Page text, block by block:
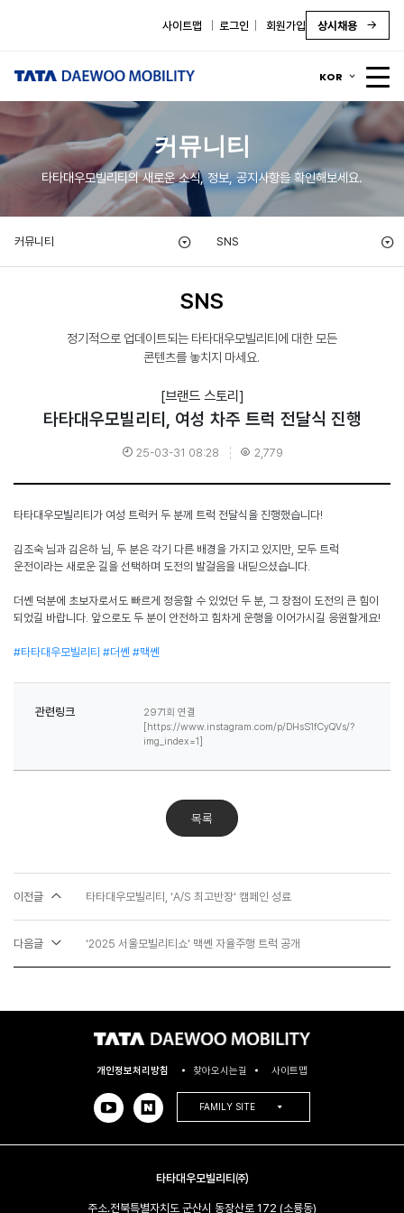
사이트맵 로그인 회원가입 상시채용
KOR
커뮤니티
타타대우모빌리티의 새로운 소식, 정보, 공지사항을 확인해보세요.
커뮤니티 SNS
SNS
정기적으로 업데이트되는 타타대우모빌리티에 대한 모든
콘텐츠를 놓치지 마세요.
[브랜드 스토리]
타타대우모빌리티, 여성 차주 트럭 전달식 진행
25-03-31 08:28 2,779
타타대우모빌리티가 여성 트럭커 두 분께 트럭 전달식을 진행했습니다!
김조숙 님과 김은하 님, 두 분은 각기 다른 배경을 가지고 있지만, 모두 트럭
운전이라는 새로운 길을 선택하며 도전의 발걸음을 내딛으셨습니다.
더쎈 덕분에 초보자로서도 빠르게 정응할 수 있었던 두 분, 그 장점이 도전의 큰 힘이
되었길 바랍니다. 앞으로도 두 분이 안전하고 힘차게 운행을 이어가시길 응원할게요!
#타타대우모빌리티 #더쎈 #맥쎈
관련링크
2971회 연결
[https://www.instagram.com/p/DHsS1fCyQVs/?
img_index=1]
목록
이전글 타타대우모빌리티, 'A/S 최고반장' 캠페인 성료
다음글 '2025 서울모빌리티쇼' 맥쎈 자율주행 트럭 공개
개인정보처리방침 찾아오시는길 사이트맵
FAMILY SITE
타타대우모빌리티㈜
주소.전북특별자치도 군산시 동장산로 172 (소룡동)